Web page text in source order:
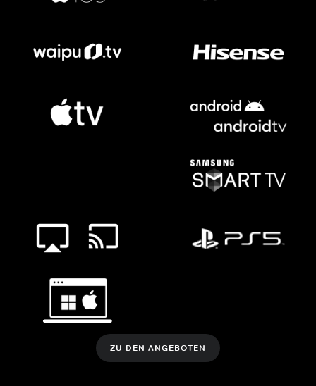
ZU DEN ANGEBOTEN